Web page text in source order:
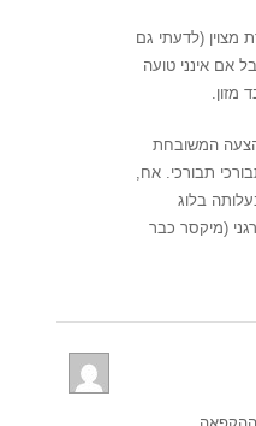
(לדעתי גם
אם אינני טועה
מזון.
המשובחת
תבורכי. אח,
בלוג
(מיקסר כבר